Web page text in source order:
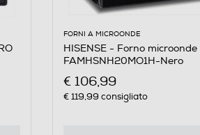
FORNI A MICROONDE
HISENSE - Forno microonde
FAMHSNH20MO1H-Nero
€ 106,99
€ 119,99 consigliato